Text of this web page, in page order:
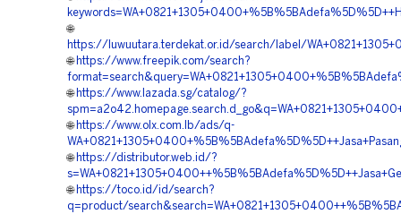
🌐
https://luwuutara.terdekat.or.id/search/label/
🌐 https://www.freepik.com/search?
🌐 https://www.lazada.sg/catalog/?
🌐 https://www.olx.com.lb/ads/q-
🌐 https://distributor.web.id/?
🌐 https://toco.id/id/search?
q=product/